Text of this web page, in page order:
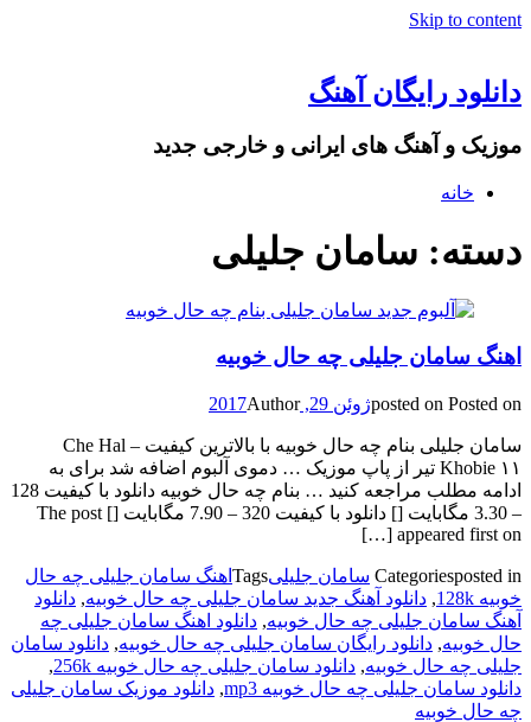
Skip to content
دانلود رایگان آهنگ
موزیک و آهنگ های ایرانی و خارجی جدید
خانه
دسته: سامان جلیلی
اهنگ سامان جلیلی چه حال خوبیه
posted on Posted on ژوئن 29, 2017 Author
سامان جلیلی بنام چه حال خوبیه با بالاترین کیفیت – Che Hal
Khobie ۱۱ تیر از پاپ موزیک … دموی آلبوم اضافه شد برای به
ادامه مطلب مراجعه کنید … بنام چه حال خوبیه دانلود با کیفیت 128
– 3.30 مگابایت [] دانلود با کیفیت 320 – 7.90 مگابایت [] The post
appeared first on […]
Categoriesposted in سامان جلیلیTags اهنگ سامان جلیلی چه حال
خوبیه 128k
, دانلود آهنگ جدید سامان جلیلی چه حال خوبیه, دانلود
آهنگ سامان جلیلی چه حال خوبیه, دانلود اهنگ سامان جلیلی چه
حال خوبیه, دانلود رایگان سامان جلیلی چه حال خوبیه, دانلود سامان
جلیلی چه حال خوبیه, دانلود سامان جلیلی چه حال خوبیه 256k
,
دانلود سامان جلیلی چه حال خوبیه mp3
, دانلود موزیک سامان جلیلی
چه حال خوبیه